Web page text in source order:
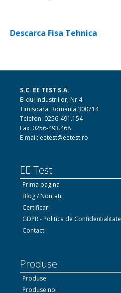
Descarca Fisa Tehnica
S.C. EE TEST S.A.
B-dul Industriilor, Nr.4
Timisoara, Romania 300714
Telefon: 0256-491.154
Fax: 0256-493.468
E-mail: eetest@eetest.ro
EE Test
Prima pagina
Blog / Noutati
Certificari
GDPR - Politica de Confidentialitate
Contact
Produse
Produse
Produse noi